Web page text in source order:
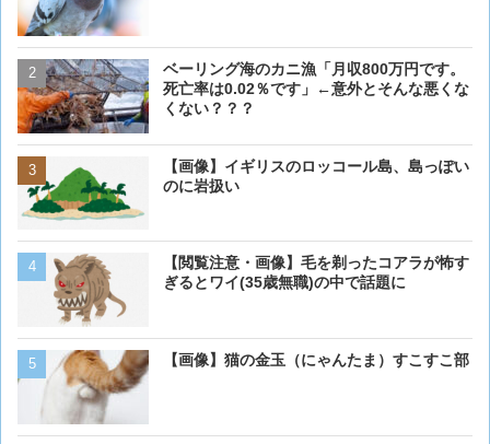
ベーリング海のカニ漁「月収800万円です。
死亡率は0.02％です」←意外とそんな悪くな
くない？？？
【画像】イギリスのロッコール島、島っぽい
のに岩扱い
【閲覧注意・画像】毛を剃ったコアラが怖す
ぎるとワイ(35歳無職)の中で話題に
【画像】猫の金玉（にゃんたま）すこすこ部
【閲覧注意・画像】毛を剃
ぎるとワイ(35歳無職)の中
【画像】イギリスのロッコ
【画像】16歳の犬が起きま
【画像】 アメリカのケー